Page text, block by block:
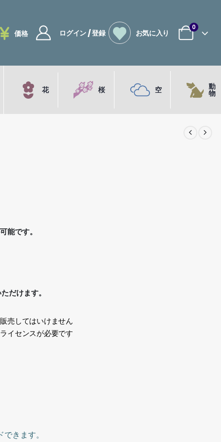
価格 ログイン / 登録 お気に入り
0
花 桜 空 動
物
能です。
だけます。
売してはいけません
イセンスが必要です
きます。